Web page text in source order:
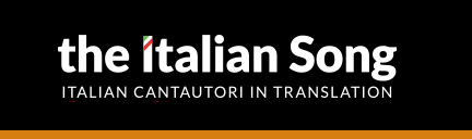
the italian song